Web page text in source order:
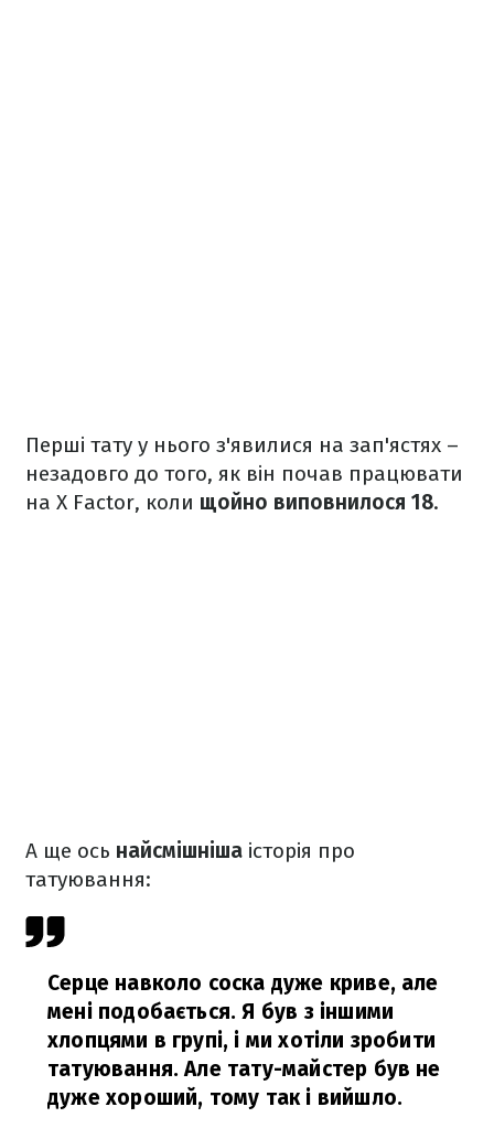
Перші тату у нього з'явилися на зап'ястях –
незадовго до того, як він почав працювати
на X Factor, коли щойно виповнилося 18.
А ще ось найсмішніша історія про
татуювання:
Серце навколо соска дуже криве, але
мені подобається. Я був з іншими
хлопцями в групі, і ми хотіли зробити
татуювання. Але тату-майстер був не
дуже хороший, тому так і вийшло.